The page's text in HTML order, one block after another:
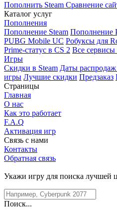
Пополнить Steam Сравнение
Каталог услуг
Пополнения
Пополнение Steam Пополнение
PUBG Mobile UC Робуксы для
Prime-статус в CS 2 Все
Игры
Скидки в Steam Даты распродаж
игры Лучшие скидки Предзаказ
Страницы
Главная
О нас
Как это работает
F.A.Q
Активация игр
Связь с нами
Контакты
Обратная связь
Укажи игру для поиска лучшей
Поиск...